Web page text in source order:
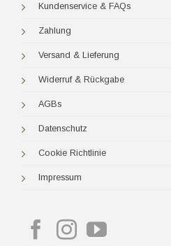
Kundenservice & FAQs
Zahlung
Versand & Lieferung
Widerruf & Rückgabe
AGBs
Datenschutz
Cookie Richtlinie
Impressum